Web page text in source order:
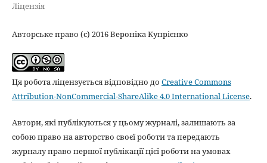
Ліцензія
Авторське право (c) 2016 Вероніка Купрієнко
Ця робота ліцензується відповідно до Creative Commons
Attribution-NonCommercial-ShareAlike 4.0 International License.
Автори, які публікуються у цьому журналі, залишають за
собою право на авторство своєї роботи та передають
журналу право першої публікації цієї роботи на умовах